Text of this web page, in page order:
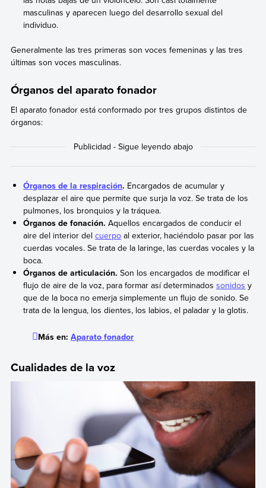
masculinas y aparecen luego del desarrollo sexual del
individuo.
Generalmente las tres primeras son voces femeninas y las tres
últimas son voces masculinas.
Órganos del aparato fonador
El aparato fonador está conformado por tres grupos distintos de
órganos:
Órganos de la respiración. Encargados de acumular y
desplazar el aire que permite que surja la voz. Se trata de los
pulmones, los bronquios y la tráquea.
Órganos de fonación. Aquellos encargados de conducir el
aire del interior delcuerpo al exterior, haciéndolo pasar por las
cuerdas vocales. Se trata de la laringe, las cuerdas vocales y la
boca.
Órganos de articulación. Son los encargados de modificar el
flujo de aire de la voz, para formar así determinadossonidos y
que de la boca no emerja simplemente un flujo de sonido. Se
trata de la lengua, los dientes, los labios, el paladar y la glotis.
Más en:Aparato fonador
Cualidades de la voz